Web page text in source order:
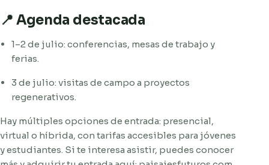
📍 Agenda destacada
1–2 de julio: conferencias, mesas de trabajo y
ferias.
3 de julio: visitas de campo a proyectos
regenerativos.
Hay múltiples opciones de entrada: presencial,
virtual o híbrida, con tarifas accesibles para jóvenes
y estudiantes. Si te interesa asistir, puedes conocer